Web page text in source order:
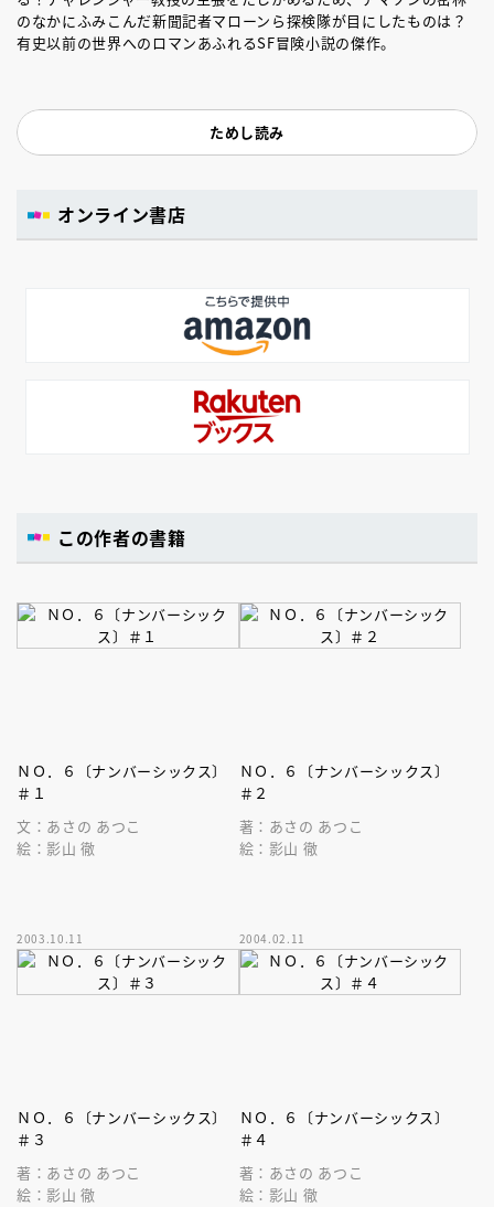
のなかにふみこんだ新聞記者マローンら探検隊が目にしたものは？
有史以前の世界へのロマンあふれるSF冒険小説の傑作。
ためし読み
オンライン書店
この作者の書籍
ＮＯ．６〔ナンバーシックス〕
＃１
文：あさの あつこ
絵：影山 徹
2003.10.11
ＮＯ．６〔ナンバーシックス〕
＃２
著：あさの あつこ
絵：影山 徹
2004.02.11
ＮＯ．６〔ナンバーシックス〕
＃３
著：あさの あつこ
絵：影山 徹
ＮＯ．６〔ナンバーシックス〕
＃４
著：あさの あつこ
絵：影山 徹